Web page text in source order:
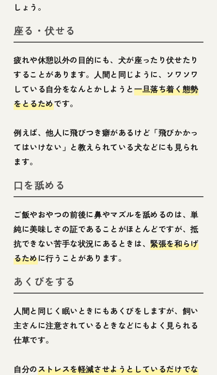
しょう。
座る・伏せる
疲れや休憩以外の目的にも、犬が座ったり伏せたり
することがあります。人間と同じように、ソワソワ
している自分をなんとかしようと一旦落ち着く態勢
をとるためです。
例えば、他人に飛びつき癖があるけど「飛びかかっ
てはいけない」と教えられている犬などにも見られ
ます。
口を舐める
ご飯やおやつの前後に鼻やマズルを舐めるのは、単
純に美味しさの証であることがほとんどですが、抵
抗できない苦手な状況にあるときは、緊張を和らげ
るために行うことがあります。
あくびをする
人間と同じく眠いときにもあくびをしますが、飼い
主さんに注意されているときなどにもよく見られる
仕草です。
自分のストレスを軽減させようとしているだけでな